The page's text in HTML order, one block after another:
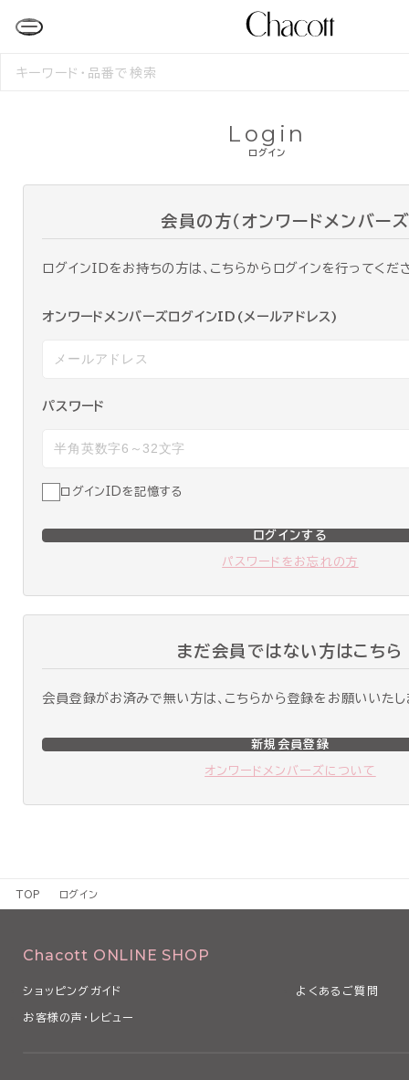
検
ログイン
Login
会員の方（オンワードメンバーズ
ログインIDをお持ちの方は、こちらからログインを行ってくだ
オンワードメンバーズログインID(メールアドレス)
パスワード
ログインIDを記憶する
ログインする
パスワードをお忘れの方
まだ会員ではない方はこちら
会員登録がお済みで無い方は、こちらから登録をお願いいたし
新規会員登録
オンワードメンバーズについて
TOP ログイン
Chacott ONLINE SHOP
ショッピングガイド よくあるご質問
お客様の声・レビュー